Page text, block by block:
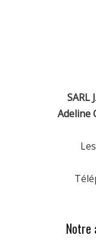
SARL
Adeline
Notre